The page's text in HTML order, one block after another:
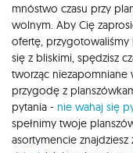
mnóstwo czasu przy
wolnym. Aby Cię
ofertę, przygotowaliśmy
się z bliskimi, spędzisz
tworząc niezapomniane
przygodę z
pytania - nie wahaj się
spełnimy twoje
asortymencie